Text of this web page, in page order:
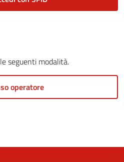
seguenti modalità.
operatore